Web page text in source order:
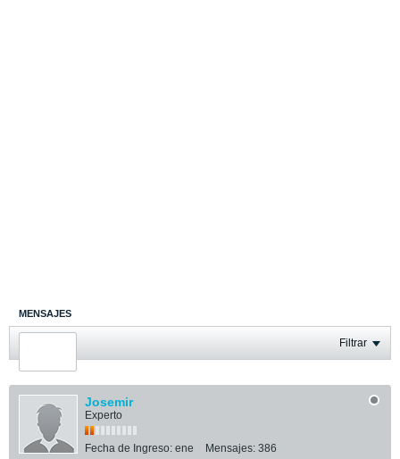
MENSAJES
ÚLTIMA ACTIVIDAD Filtrar
Josemir
Experto
Fecha de Ingreso: ene Mensajes: 386